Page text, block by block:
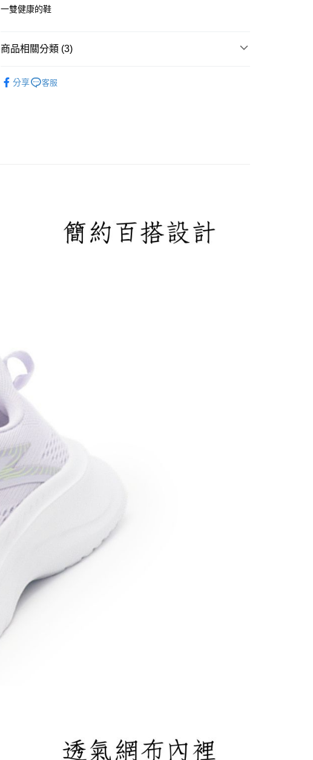
每筆NT$100，滿NT$1,600(含以上)免運費
一雙健康的鞋
商品相關分類 (3)
分享 客服